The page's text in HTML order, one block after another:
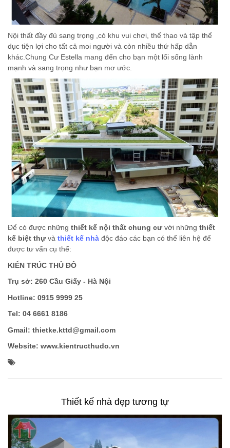
Nội thất đầy đủ sang trọng ,có khu vui chơi, thể thao và tập thể
dục tiện lợi cho tất cả moi người và còn nhiều thứ hấp dẫn
khác.Chung Cư Estella mang đến cho bạn một lối sống lành
mạnh và sang trọng như bạn mơ ước.
Để có được những thiết kế nội thất chung cưvới những thiết
kế biệt thựvà thiết kế nhà độc đáo các bạn có thể liên hệ để
được tư vấn cụ thể:
KIẾN TRÚC THỦ ĐÔ
Trụ sở: 260 Cầu Giấy - Hà Nội
Hotline: 0915 9999 25
Tel: 04 6661 8186
Gmail: thietke.kttd@gmail.com
Website: www.kientructhudo.vn
Thiết kế nhà đẹp tương tự